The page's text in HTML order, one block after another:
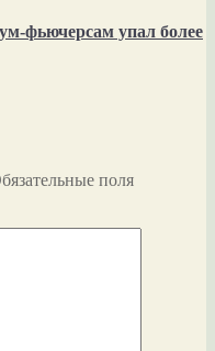
фьючерсам упал более
поля